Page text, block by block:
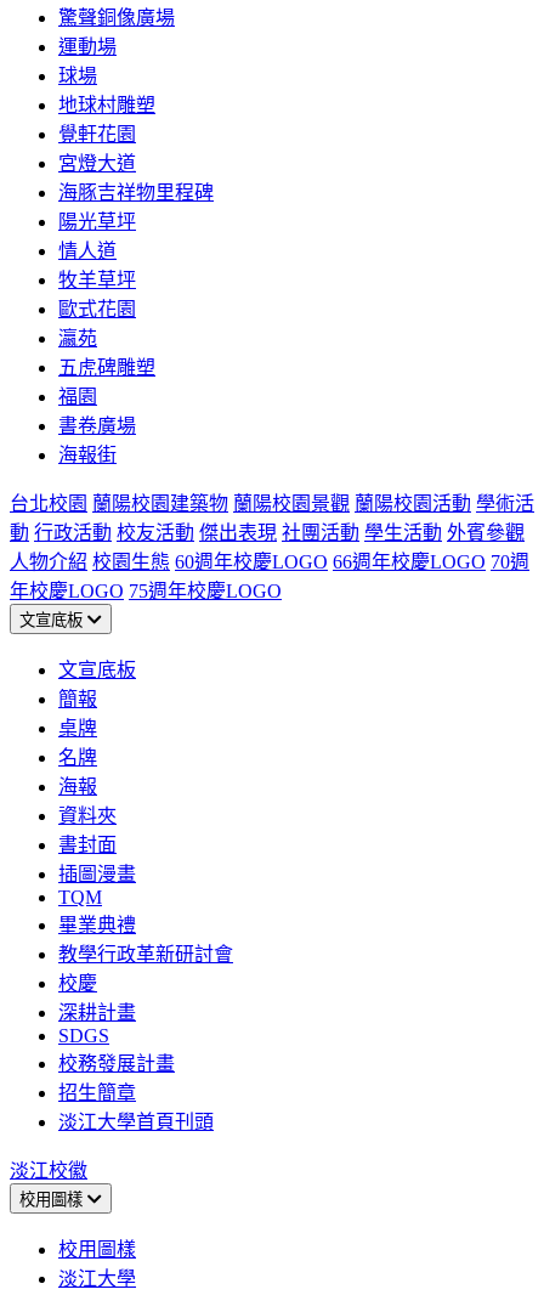
驚聲銅像廣場
運動場
球場
地球村雕塑
覺軒花園
宮燈大道
海豚吉祥物里程碑
陽光草坪
情人道
牧羊草坪
歐式花園
瀛苑
五虎碑雕塑
福園
書卷廣場
海報街
台北校園 蘭陽校園建築物 蘭陽校園景觀 蘭陽校園活動 學術活
動 行政活動 校友活動 傑出表現 社團活動 學生活動 外賓參觀
人物介紹 校園生態 60週年校慶LOGO 66週年校慶LOGO 70週
年校慶LOGO 75週年校慶LOGO
文宣底板
文宣底板
簡報
桌牌
名牌
海報
資料夾
書封面
插圖漫畫
TQM
畢業典禮
教學行政革新研討會
校慶
深耕計畫
SDGS
校務發展計畫
招生簡章
淡江大學首頁刊頭
淡江校徽
校用圖樣
校用圖樣
淡江大學